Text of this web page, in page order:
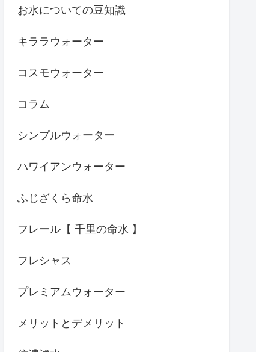
お水についての豆知識
キララウォーター
コスモウォーター
コラム
シンプルウォーター
ハワイアンウォーター
ふじざくら命水
フレール【 千里の命水 】
フレシャス
プレミアムウォーター
メリットとデメリット